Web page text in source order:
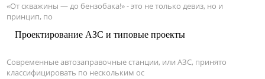
«От скважины — до бензобака!» - это не только девиз, но и
принцип, по
Проектирование АЗС и типовые проекты
Современные автозаправочные станции, или АЗС, принято
классифицировать по нескольким ос